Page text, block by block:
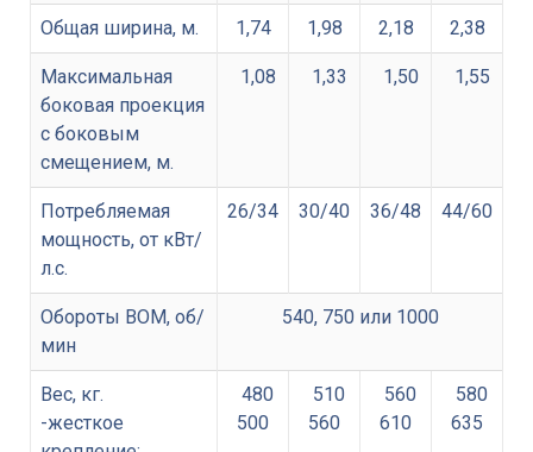
Общая ширина, м. 1,74 1,98 2,18 2,38
Максимальная
боковая проекция
с боковым
смещением, м.
1,08 1,33 1,50 1,55
Потребляемая
мощность, от кВт/
л.с.
26/34 30/40 36/48 44/60
Обороты ВОМ, об/
мин
540, 750 или 1000
Вес, кг.
-жесткое
480
500
510
560
560
610
580
635